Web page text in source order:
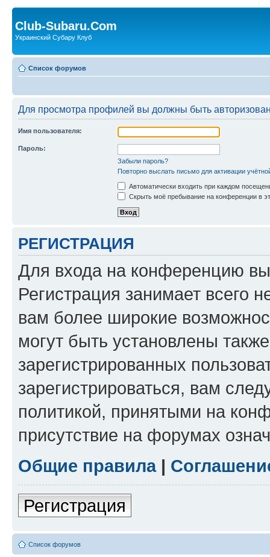
Club-Subaru.Com
Украинский Субару Клуб
Список форумов
Для просмотра профилей вы должны быть
Имя пользователя:
Пароль:
Забыли пароль?
Повторно выслать письмо для активации
Автоматически входить при каждом
Скрыть моё пребывание на конференции в
РЕГИСТРАЦИЯ
Для входа на конференцию
Регистрация занимает всего
вам более широкие
могут быть установлены
зарегистрированных
зарегистрироваться, вам
политикой, принятыми на
присутствие на форумах
Общие правила|
Регистрация
Список форумов